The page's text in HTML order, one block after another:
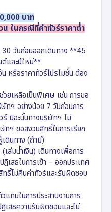
บาท
น ในกรณีที่ค่าทัวร์ราคาต่ำ
30 วันก่อนออกเดินทาง **45
ต์และปีใหม่**
หรือราคาทัวร์โปรโมชั่น ต้อง
ยเหลือเป็นพิเศษ เช่น การขอ
ทฯ อย่างน้อย 7 วันก่อนการ
ร์ มิฉะนั้นทางบริษัทฯ ไม่
ทฯ ขอสงวนสิทธิ์ในการเรียก
เดินทาง (ถ้ามี)
ล่มน้ำเงิน) เดินทางเพื่อการ
เสธในการเข้า – ออกประเทศ
ธิ์ไม่คืนค่าทัวร์และรับผิดชอบ
ทนในการประสานงานการ
เสธความรับผิดชอบและไม่